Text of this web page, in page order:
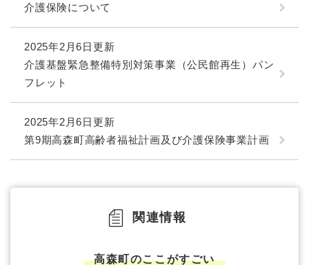
介護保険について
2025年2月6日更新
介護基盤緊急整備特別対策事業（公民館再生）パン
フレット
2025年2月6日更新
第9期高森町高齢者福祉計画及び介護保険事業計画
関連情報
高森町のここがすごい